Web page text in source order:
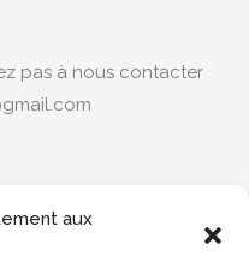
aux
pas à nous contacter